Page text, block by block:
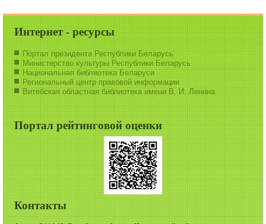
Интернет - ресурсы
Портал президента Республики Беларусь
Министерство культуры Республики Беларусь
Национальная библиотека Беларуси
Региональный центр правовой информации
Витебская областная библиотека имени В. И. Ленина
Портал рейтинговой оценки
Контакты